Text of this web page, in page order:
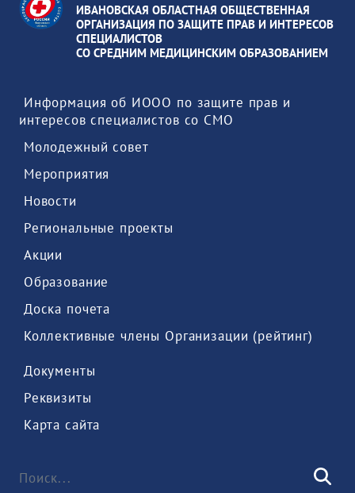
ИВАНОВСКАЯ ОБЛАСТНАЯ ОБЩЕСТВЕННАЯ
ОРГАНИЗАЦИЯ ПО ЗАЩИТЕ ПРАВ И ИНТЕРЕСОВ
СПЕЦИАЛИСТОВ
СО СРЕДНИМ МЕДИЦИНСКИМ ОБРАЗОВАНИЕМ
интересов специалистов со СМО
Молодежный совет
Мероприятия
Новости
Региональные проекты
Акции
Образование
Доска почета
Коллективные члены Организации (рейтинг)
Документы
Реквизиты
Карта сайта